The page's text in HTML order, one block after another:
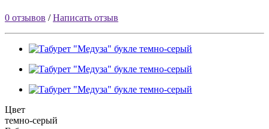
0 отзывов /Написать отзыв
Цвет
темно-серый